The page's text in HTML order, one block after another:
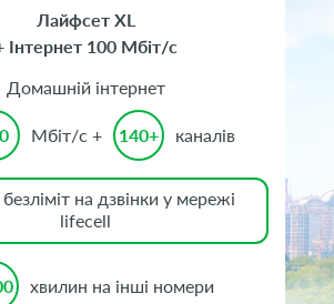
Лайфсет XL
Інтернет 100 Мбіт/с
Домашній інтернет
Мбіт/с + 140+ каналів
на дзвінки у мережі
lifecell
хвилин на інші номери